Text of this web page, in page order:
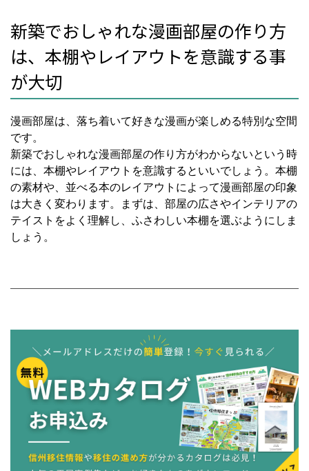
新築でおしゃれな漫画部屋の作り方
は、本棚やレイアウトを意識する事
が大切
漫画部屋は、落ち着いて好きな漫画が楽しめる特別な空間
です。
新築でおしゃれな漫画部屋の作り方がわからないという時
には、本棚やレイアウトを意識するといいでしょう。本棚
の素材や、並べる本のレイアウトによって漫画部屋の印象
は大きく変わります。まずは、部屋の広さやインテリアの
テイストをよく理解し、ふさわしい本棚を選ぶようにしま
しょう。